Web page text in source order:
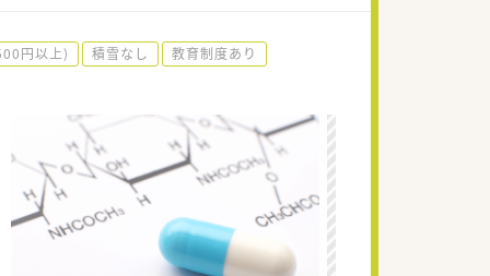
円以上) 積雪なし
教育制度あり